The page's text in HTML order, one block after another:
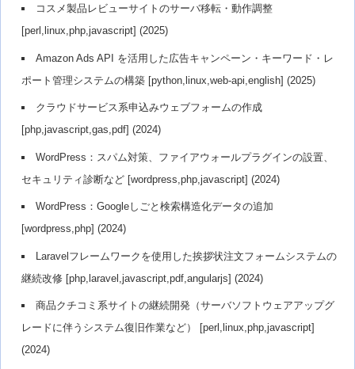
コスメ製品レビューサイトのサーバ移転・動作調整
[perl,linux,php,javascript] (2025)
Amazon Ads API を活用した広告キャンペーン・キーワード・レ
ポート管理システムの構築 [python,linux,web-api,english] (2025)
クラウドサービス系申込みウェブフォームの作成
[php,javascript,gas,pdf] (2024)
WordPress：スパム対策、ファイアウォールプラグインの設置、
セキュリティ診断など [wordpress,php,javascript] (2024)
WordPress：Googleしごと検索構造化データの追加
[wordpress,php] (2024)
Laravelフレームワークを使用した挨拶状注文フォームシステムの
継続改修 [php,laravel,javascript,pdf,angularjs] (2024)
商品クチコミ系サイトの継続開発（サーバソフトウェアアップグ
レードに伴うシステム復旧作業など） [perl,linux,php,javascript]
(2024)